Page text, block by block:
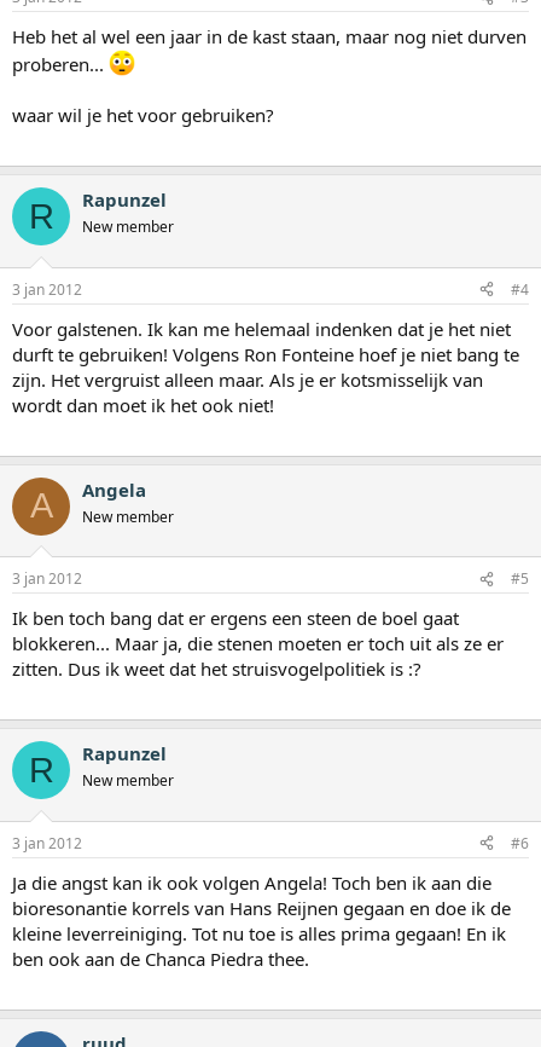
Heb het al wel een jaar in de kast staan, maar nog niet durven
proberen...
waar wil je het voor gebruiken?
R Rapunzel
New member
3 jan 2012 #4
Voor galstenen. Ik kan me helemaal indenken dat je het niet
durft te gebruiken! Volgens Ron Fonteine hoef je niet bang te
zijn. Het vergruist alleen maar. Als je er kotsmisselijk van
wordt dan moet ik het ook niet!
A Angela
New member
3 jan 2012 #5
Ik ben toch bang dat er ergens een steen de boel gaat
blokkeren... Maar ja, die stenen moeten er toch uit als ze er
zitten. Dus ik weet dat het struisvogelpolitiek is :?
R Rapunzel
New member
3 jan 2012 #6
Ja die angst kan ik ook volgen Angela! Toch ben ik aan die
bioresonantie korrels van Hans Reijnen gegaan en doe ik de
kleine leverreiniging. Tot nu toe is alles prima gegaan! En ik
ben ook aan de Chanca Piedra thee.